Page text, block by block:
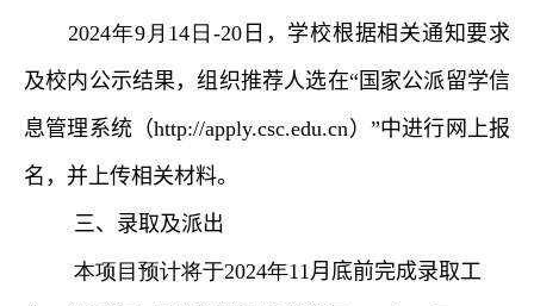
2024年9月 14 日 -20日 ， 学校根据相关通知要求
及校内公示结果，组织推荐人选在“国家公派留学信
息管理系统 （http://apply.csc.edu.cn） ”中进行网上报
名，并上传相关材料。
三、录取及派出
本项目预计将于2024年11月 底前完成录取工